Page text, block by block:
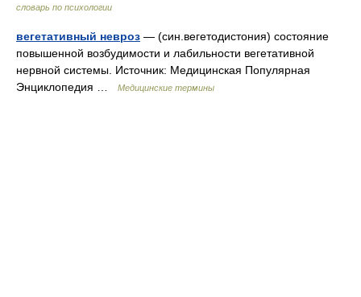
словарь по психологии
вегетативный невроз — (син.вегетодистония) состояние
повышенной возбудимости и лабильности вегетативной
нервной системы. Источник: Медицинская Популярная
Энциклопедия …
Медицинские термины